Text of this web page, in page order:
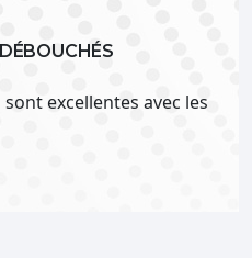
excellentes avec les